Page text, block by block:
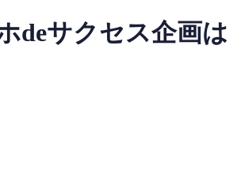
deサクセス企画は